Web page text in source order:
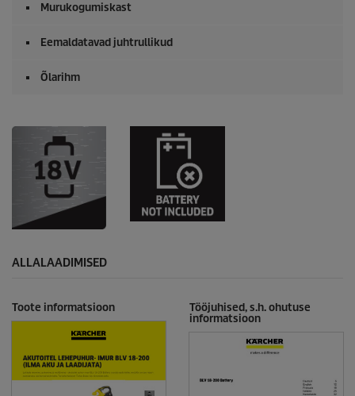
Murukogumiskast
Eemaldatavad juhtrullikud
Õlarihm
ALLALAADIMISED
Toote informatsioon
Tööjuhised, s.h. ohutuse
informatsioon